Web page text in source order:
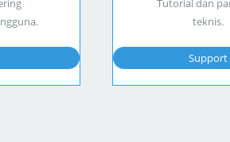
Tutorial dan
teknis.
Support